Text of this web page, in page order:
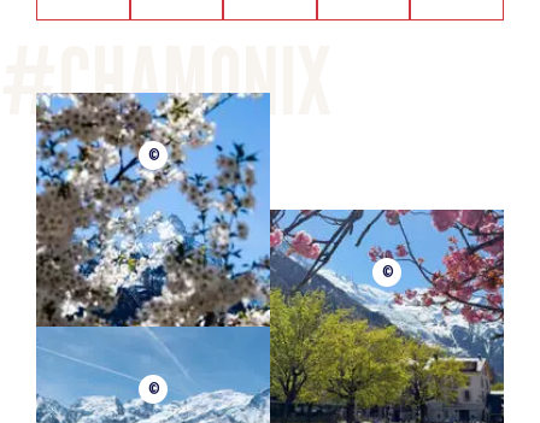
©
©
©